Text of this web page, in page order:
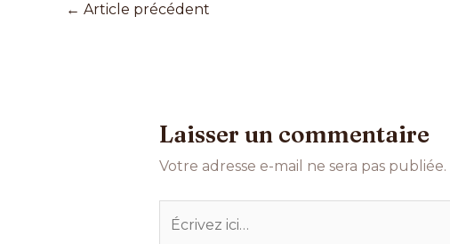
← Article précédent
Laisser un commentaire
Votre adresse e-mail ne sera pas publiée.